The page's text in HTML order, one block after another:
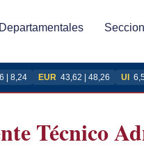
Departamentales
| 8,24 EUR 43,62 | 48,26 UI
Técnico